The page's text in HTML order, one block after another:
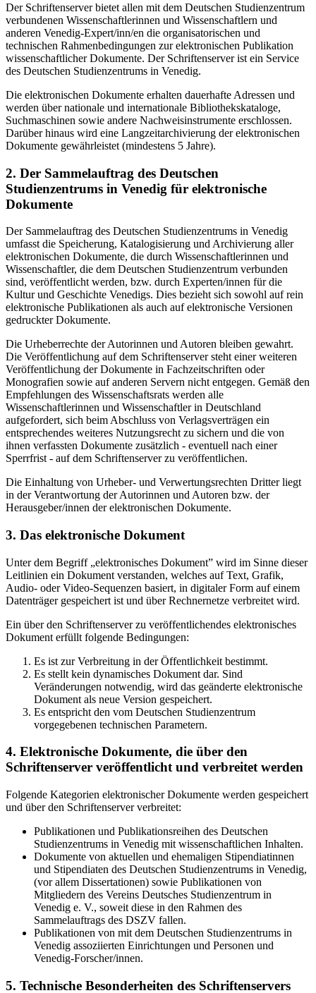
Der Schriftenserver bietet allen mit dem Deutschen Studienzentrum
verbundenen Wissenschaftlerinnen und Wissenschaftlern und
anderen Venedig-Expert/inn/en die organisatorischen und
technischen Rahmenbedingungen zur elektronischen Publikation
wissenschaftlicher Dokumente. Der Schriftenserver ist ein Service
des Deutschen Studienzentrums in Venedig.
Die elektronischen Dokumente erhalten dauerhafte Adressen und
werden über nationale und internationale Bibliothekskataloge,
Suchmaschinen sowie andere Nachweisinstrumente erschlossen.
Darüber hinaus wird eine Langzeitarchivierung der elektronischen
Dokumente gewährleistet (mindestens 5 Jahre).
2. Der Sammelauftrag des Deutschen
Studienzentrums in Venedig für elektronische
Dokumente
Der Sammelauftrag des Deutschen Studienzentrums in Venedig
umfasst die Speicherung, Katalogisierung und Archivierung aller
elektronischen Dokumente, die durch Wissenschaftlerinnen und
Wissenschaftler, die dem Deutschen Studienzentrum verbunden
sind, veröffentlicht werden, bzw. durch Experten/innen für die
Kultur und Geschichte Venedigs. Dies bezieht sich sowohl auf rein
elektronische Publikationen als auch auf elektronische Versionen
gedruckter Dokumente.
Die Urheberrechte der Autorinnen und Autoren bleiben gewahrt.
Die Veröffentlichung auf dem Schriftenserver steht einer weiteren
Veröffentlichung der Dokumente in Fachzeitschriften oder
Monografien sowie auf anderen Servern nicht entgegen. Gemäß den
Empfehlungen des Wissenschaftsrats werden alle
Wissenschaftlerinnen und Wissenschaftler in Deutschland
aufgefordert, sich beim Abschluss von Verlagsverträgen ein
entsprechendes weiteres Nutzungsrecht zu sichern und die von
ihnen verfassten Dokumente zusätzlich - eventuell nach einer
Sperrfrist - auf dem Schriftenserver zu veröffentlichen.
Die Einhaltung von Urheber- und Verwertungsrechten Dritter liegt
in der Verantwortung der Autorinnen und Autoren bzw. der
Herausgeber/innen der elektronischen Dokumente.
3. Das elektronische Dokument
Unter dem Begriff „elektronisches Dokument” wird im Sinne dieser
Leitlinien ein Dokument verstanden, welches auf Text, Grafik,
Audio- oder Video-Sequenzen basiert, in digitaler Form auf einem
Datenträger gespeichert ist und über Rechnernetze verbreitet wird.
Ein über den Schriftenserver zu veröffentlichendes elektronisches
Dokument erfüllt folgende Bedingungen:
Es ist zur Verbreitung in der Öffentlichkeit bestimmt.
Es stellt kein dynamisches Dokument dar. Sind
Veränderungen notwendig, wird das geänderte elektronische
Dokument als neue Version gespeichert.
Es entspricht den vom Deutschen Studienzentrum
vorgegebenen technischen Parametern.
4. Elektronische Dokumente, die über den
Schriftenserver veröffentlicht und verbreitet werden
Folgende Kategorien elektronischer Dokumente werden gespeichert
und über den Schriftenserver verbreitet:
Publikationen und Publikationsreihen des Deutschen
Studienzentrums in Venedig mit wissenschaftlichen Inhalten.
Dokumente von aktuellen und ehemaligen Stipendiatinnen
und Stipendiaten des Deutschen Studienzentrums in Venedig,
(vor allem Dissertationen) sowie Publikationen von
Mitgliedern des Vereins Deutsches Studienzentrum in
Venedig e. V., soweit diese in den Rahmen des
Sammelauftrags des DSZV fallen.
Publikationen von mit dem Deutschen Studienzentrums in
Venedig assoziierten Einrichtungen und Personen und
Venedig-Forscher/innen.
5. Technische Besonderheiten des Schriftenservers